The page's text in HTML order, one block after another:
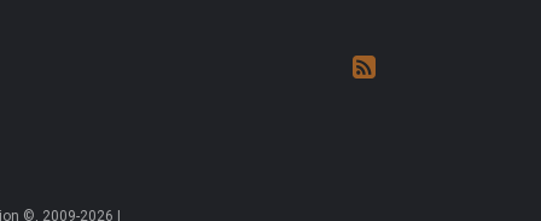
©, 2009-2026 |